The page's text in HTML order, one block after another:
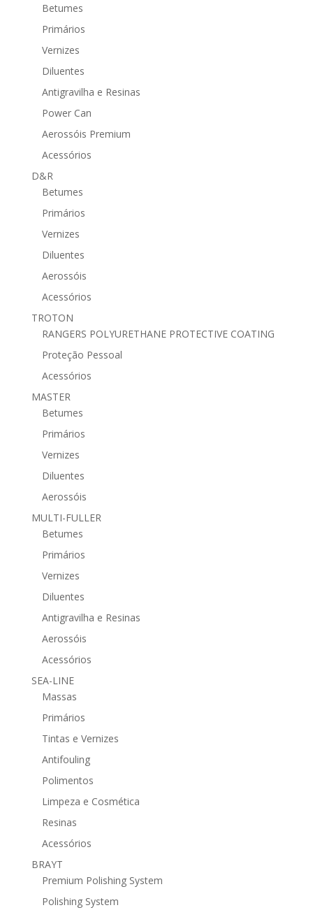
Betumes
Primários
Vernizes
Diluentes
Antigravilha e Resinas
Power Can
Aerossóis Premium
Acessórios
D&R
Betumes
Primários
Vernizes
Diluentes
Aerossóis
Acessórios
TROTON
RANGERS POLYURETHANE PROTECTIVE COATING
Proteção Pessoal
Acessórios
MASTER
Betumes
Primários
Vernizes
Diluentes
Aerossóis
MULTI-FULLER
Betumes
Primários
Vernizes
Diluentes
Antigravilha e Resinas
Aerossóis
Acessórios
SEA-LINE
Massas
Primários
Tintas e Vernizes
Antifouling
Polimentos
Limpeza e Cosmética
Resinas
Acessórios
BRAYT
Premium Polishing System
Polishing System